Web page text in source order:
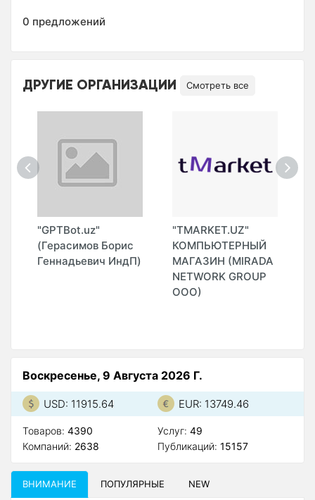
0 предложений
ДРУГИЕ ОРГАНИЗАЦИИ Смотреть все
"GPTBot.uz"
(Герасимов Борис
Геннадьевич ИндП)
"TMARKET.UZ"
КОМПЬЮТЕРНЫЙ
МАГАЗИН (MIRADA
NETWORK GROUP
ООО)
Воскресенье, 9 Августа 2026 Г.
USD: 11915.64 EUR: 13749.46
Товаров: 4390
Компаний: 2638
Услуг: 49
Публикаций: 15157
ВНИМАНИЕ ПОПУЛЯРНЫЕ NEW